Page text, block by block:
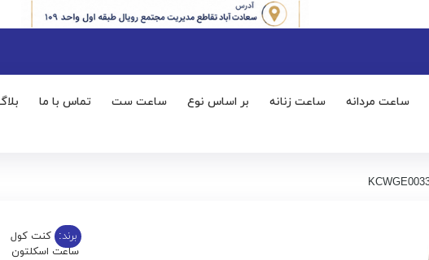
ساعت مردانه ساعت زنانه بر اساس نوع ساعت ست تماس با ما
برند: کنت کول
ساعت اسکلتون